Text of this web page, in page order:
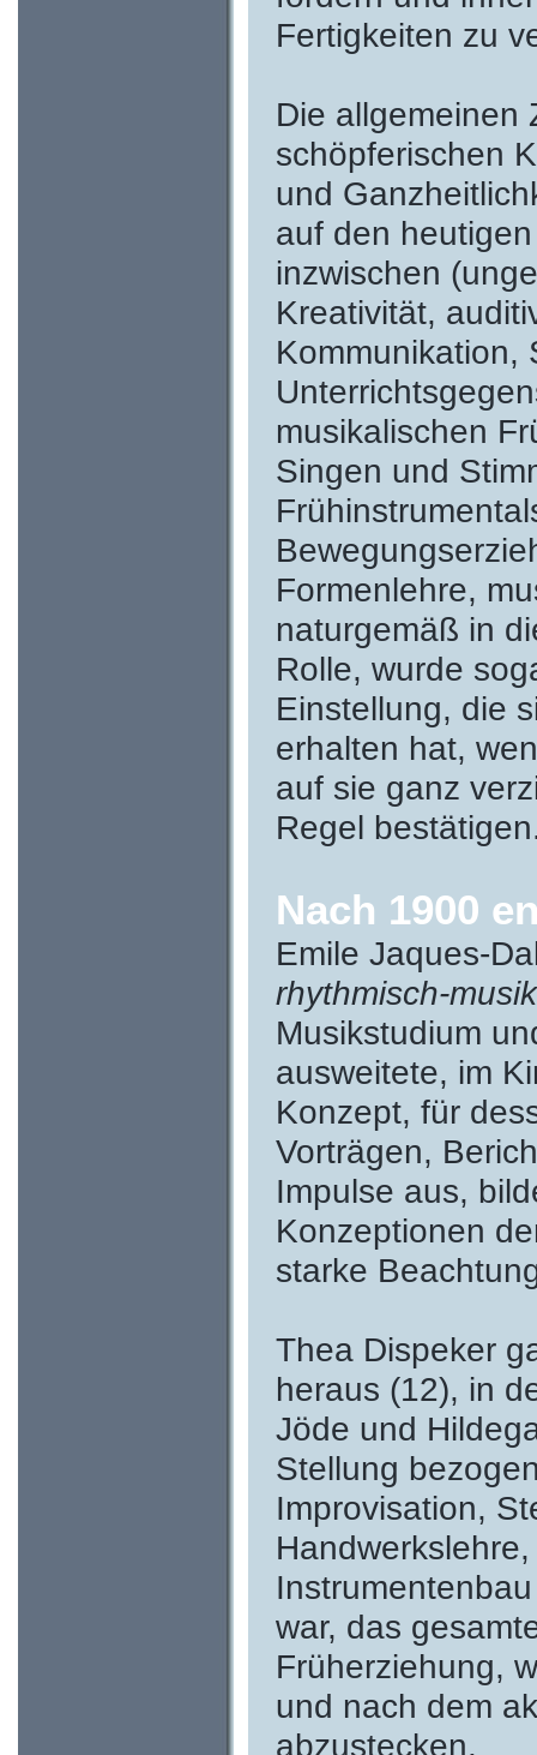
Fertigkeiten zu
Die allgemeinen
schöpferischen
und
auf den
inzwischen
Kreativität,
Kommunikation,
musikalischen
Singen und
Formenlehre,
naturgemäß in
Rolle, wurde
Einstellung, die
erhalten hat,
auf sie ganz
Regel
Nach 1900
Emile Jaques-
rhythmisch-
Musikstudium
ausweitete, im
Konzept, für
Vorträgen,
Impulse aus,
Konzeptionen
starke
Thea Dispeker
heraus (12), in
Jöde und
Stellung
Improvisation,
war, das
Früherziehung,
und nach dem
abzustecken.